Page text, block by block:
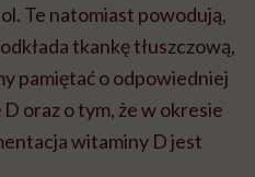
Te natomiast powodują,
tkankę tłuszczową,
pamiętać o odpowiedniej
oraz o tym, że w okresie
witaminy D jest